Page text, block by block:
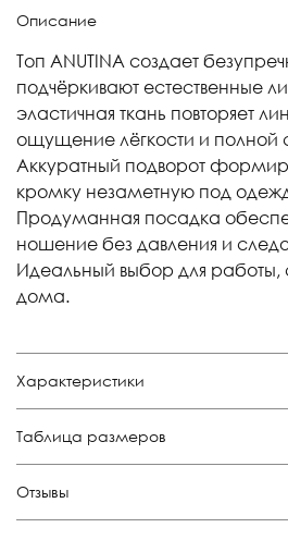
Описание
Топ ANUTINA создает
подчёркивают естественные
эластичная ткань повторяет
ощущение лёгкости и полной
Аккуратный подворот
кромку незаметную под
Продуманная посадка
ношение без давления и
Идеальный выбор для работы,
дома.
Характеристики
Anutina
85% п/а, 15% эластан
Таблица размеров
XS 38-40
Отзывы